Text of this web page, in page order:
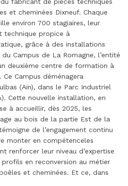
et cheminées Dixneuf. Chaque
environ 700 stagiaires, leur
technique propice à
grâce à des installations
Campus de La Romagne, l’entité
deuxième centre de formation à
Campus déménagera
(Ain), dans le Parc Industriel
Cette nouvelle installation, en
à accueillir, dès 2025, les
au bois de la partie Est de la
de l’engagement continu
monter en compétenceles
renforcer leur niveau d’expertise
en reconversion au métier
et cheminées. Et ce, dans